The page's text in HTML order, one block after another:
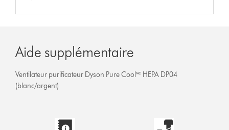
Aide supplémentaire
Ventilateur purificateur Dyson Pure Cool🅪 HEPA DP04
(blanc/argent)